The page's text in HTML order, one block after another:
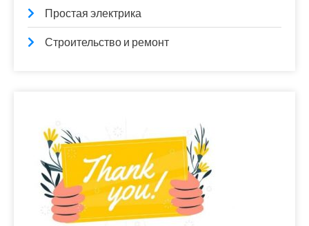
Простая электрика
Строительство и ремонт